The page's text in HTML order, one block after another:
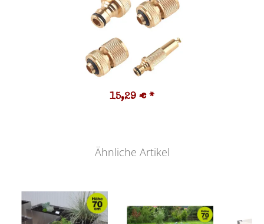
15,29 € *
Ähnliche Artikel